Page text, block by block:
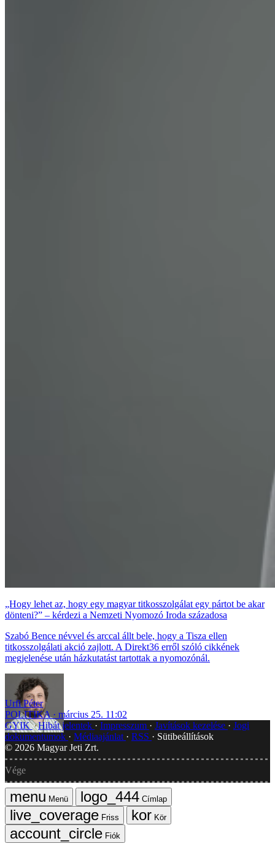
„Hogy lehet az, hogy egy magyar titkosszolgálat egy pártot be akar
dönteni?” – kérdezi a Nemzeti Nyomozó Iroda századosa
Szabó Bence névvel és arccal állt bele, hogy a Tisza ellen
titkosszolgálati akció zajlott. A Direkt36 erről szóló cikkének
megjelenése után házkutatást tartottak a nyomozónál.
Urfi Péter
POLITIKA
március 25. 11:02
GYIK Hibát jelentek Impresszum Javítások kezelése
Jogi
dokumentumok
Médiaajánlat RSS
Sütibeállítások
© 2026 Magyar Jeti Zrt.
Vége
Menü
Címlap
Friss
Kör
Fiók